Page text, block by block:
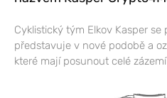
Cyklistický tým Elkov Kasper se
představuje v nové podobě a
které mají posunout celé